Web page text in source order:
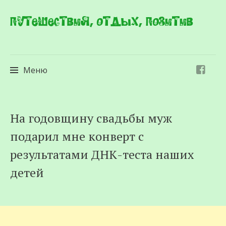
Путешествия, отдых, позитив
Меню
к
содержимому
На годовщину свадьбы муж
подарил мне конверт с
результатами ДНК-теста наших
детей